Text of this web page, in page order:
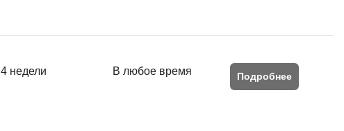
4 недели В любое время Подробнее